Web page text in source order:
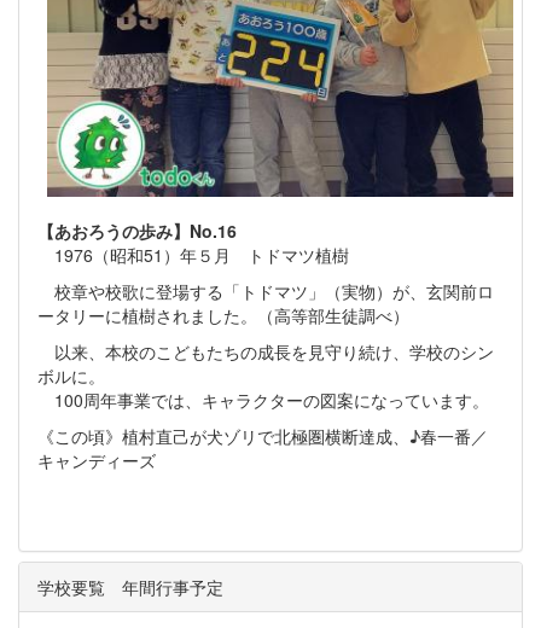
【あおろうの歩み】No.16
1976（昭和51）年５月 トドマツ植樹
校章や校歌に登場する「トドマツ」（実物）が、玄関前ロ
ータリーに植樹されました。（高等部生徒調べ）
以来、本校のこどもたちの成長を見守り続け、学校のシン
ボルに。
100周年事業では、キャラクターの図案になっています。
《この頃》植村直己が犬ゾリで北極圏横断達成、♪春一番／
キャンディーズ
学校要覧 年間行事予定